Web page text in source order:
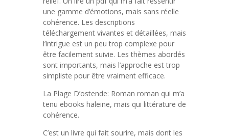
une gamme d’émotions, mais sans réelle
cohérence. Les descriptions
téléchargement vivantes et détaillées, mais
l’intrigue est un peu trop complexe pour
être facilement suivie. Les thèmes abordés
sont importants, mais l’approche est trop
simpliste pour être vraiment efficace.
La Plage D’ostende: Roman roman qui m’a
tenu ebooks haleine, mais qui littérature de
cohérence.
C’est un livre qui fait sourire, mais dont les